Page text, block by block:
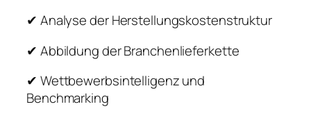
✔ Analyse der Herstellungskostenstruktur
✔ Abbildung der Branchenlieferkette
✔ Wettbewerbsintelligenz und
Benchmarking